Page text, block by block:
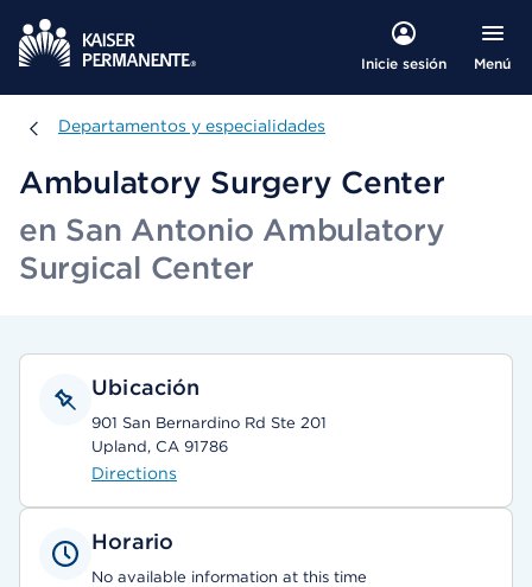
Inicie sesión Menú
Departamentos y especialidades
Departamentos y especialidades
Ambulatory Surgery Center
en San Antonio Ambulatory
Surgical Center
Ubicación
901 San Bernardino Rd Ste 201
Upland, CA 91786
Directions
Horario
No available information at this time